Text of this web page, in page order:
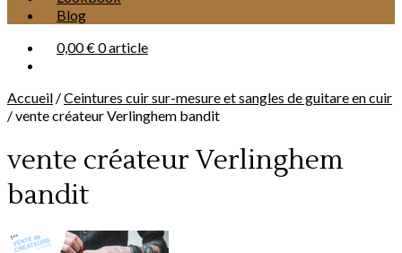
Blog
0,00 €0 article
Accueil /Ceintures cuir sur-mesure et sangles de guitare en cuir
/vente créateur Verlinghem bandit
vente créateur Verlinghem
bandit